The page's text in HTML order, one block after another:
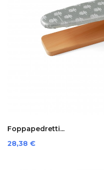
Foppapedretti...
Prezzo
28,38 €